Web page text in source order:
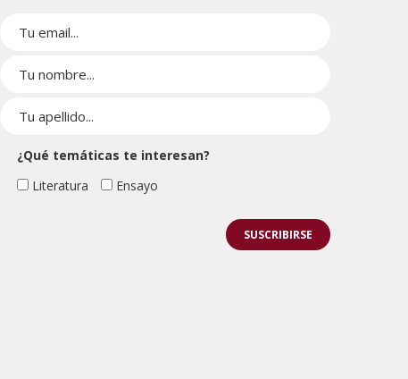
¿Qué temáticas te interesan?
Literatura
Ensayo